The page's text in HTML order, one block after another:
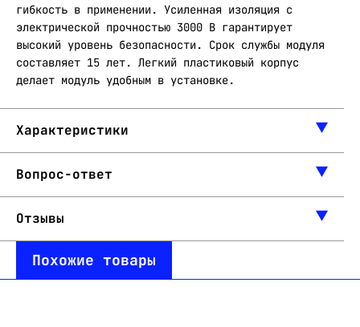
гибкость в применении. Усиленная изоляция с
электрической прочностью 3000 В гарантирует
высокий уровень безопасности. Срок службы модуля
составляет 15 лет. Легкий пластиковый корпус
делает модуль удобным в установке.
Характеристики
Вопрос-ответ
Отзывы
Похожие товары